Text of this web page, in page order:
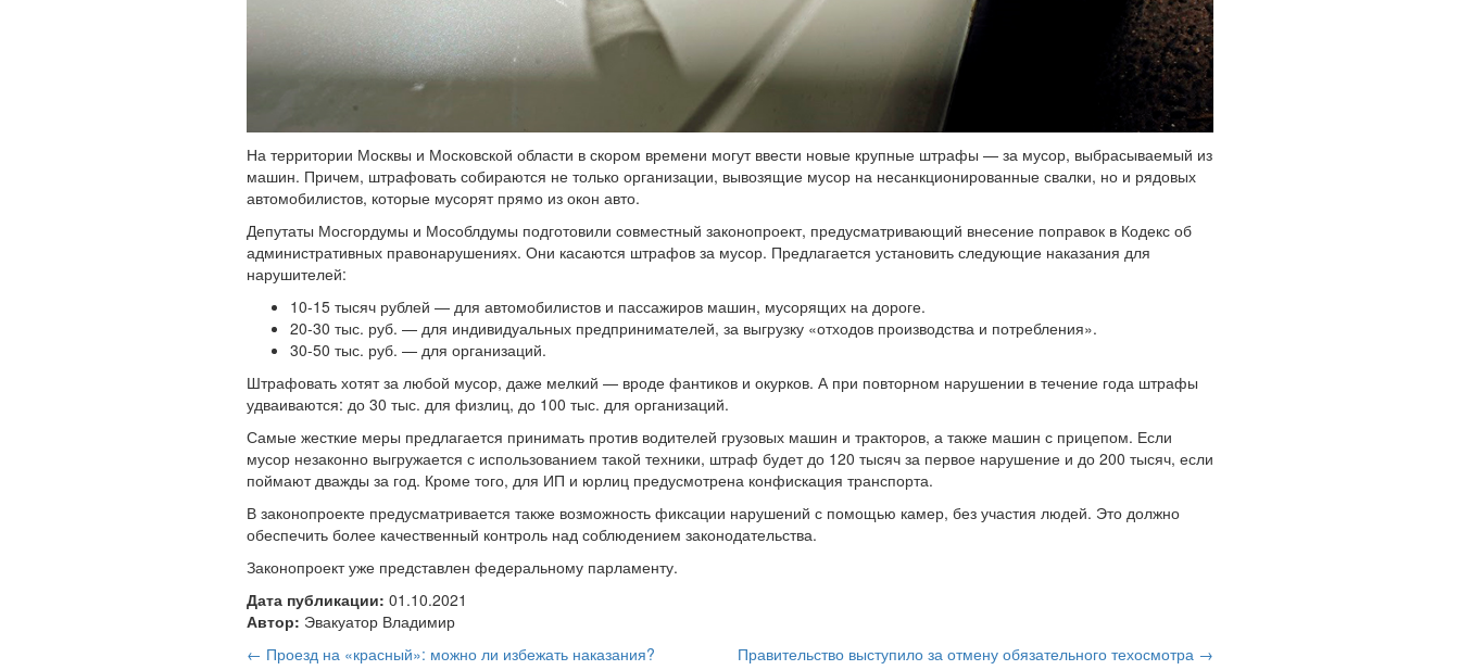
На территории Москвы и Московской области в скором времени могут ввести новые крупные штрафы — за мусор, выбрасываемый из
машин. Причем, штрафовать собираются не только организации, вывозящие мусор на несанкционированные свалки, но и рядовых
автомобилистов, которые мусорят прямо из окон авто.
Депутаты Мосгордумы и Мособлдумы подготовили совместный законопроект, предусматривающий внесение поправок в Кодекс об
административных правонарушениях. Они касаются штрафов за мусор. Предлагается установить следующие наказания для
нарушителей:
10-15 тысяч рублей — для автомобилистов и пассажиров машин, мусорящих на дороге.
20-30 тыс. руб. — для индивидуальных предпринимателей, за выгрузку «отходов производства и потребления».
30-50 тыс. руб. — для организаций.
Штрафовать хотят за любой мусор, даже мелкий — вроде фантиков и окурков. А при повторном нарушении в течение года штрафы
удваиваются: до 30 тыс. для физлиц, до 100 тыс. для организаций.
Самые жесткие меры предлагается принимать против водителей грузовых машин и тракторов, а также машин с прицепом. Если
мусор незаконно выгружается с использованием такой техники, штраф будет до 120 тысяч за первое нарушение и до 200 тысяч, если
поймают дважды за год. Кроме того, для ИП и юрлиц предусмотрена конфискация транспорта.
В законопроекте предусматривается также возможность фиксации нарушений с помощью камер, без участия людей. Это должно
обеспечить более качественный контроль над соблюдением законодательства.
Законопроект уже представлен федеральному парламенту.
Дата публикации: 01.10.2021
Автор: Эвакуатор Владимир
← Проезд на «красный»: можно ли избежать наказания?
Правительство выступило за отмену обязательного техосмотра →